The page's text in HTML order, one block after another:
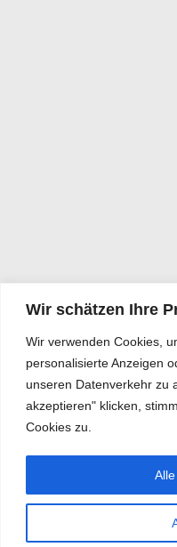
Wir schätzen Ihre
Wir verwenden Cookies,
personalisierte Anzeigen
unseren Datenverkehr zu
akzeptieren" klicken,
Cookies zu.